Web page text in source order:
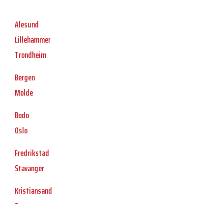
Alesund
Lillehammer
Trondheim
Bergen
Molde
Bodo
Oslo
Fredrikstad
Stavanger
Kristiansand